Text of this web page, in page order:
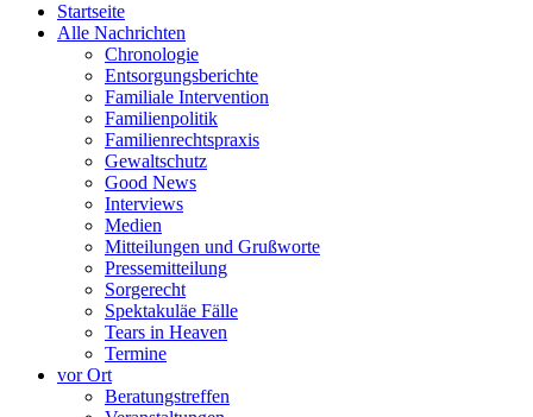
Startseite
Alle Nachrichten
Chronologie
Entsorgungsberichte
Familiale Intervention
Familienpolitik
Familienrechtspraxis
Gewaltschutz
Good News
Interviews
Medien
Mitteilungen und Grußworte
Pressemitteilung
Sorgerecht
Spektakuläe Fälle
Tears in Heaven
Termine
vor Ort
Beratungstreffen